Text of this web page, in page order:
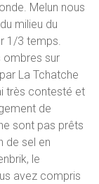
Melun nous
milieu du
1/3 temps.
ombres sur
La Tchatche
très contesté et
de
sont pas prêts
de sel en
le
avez compris